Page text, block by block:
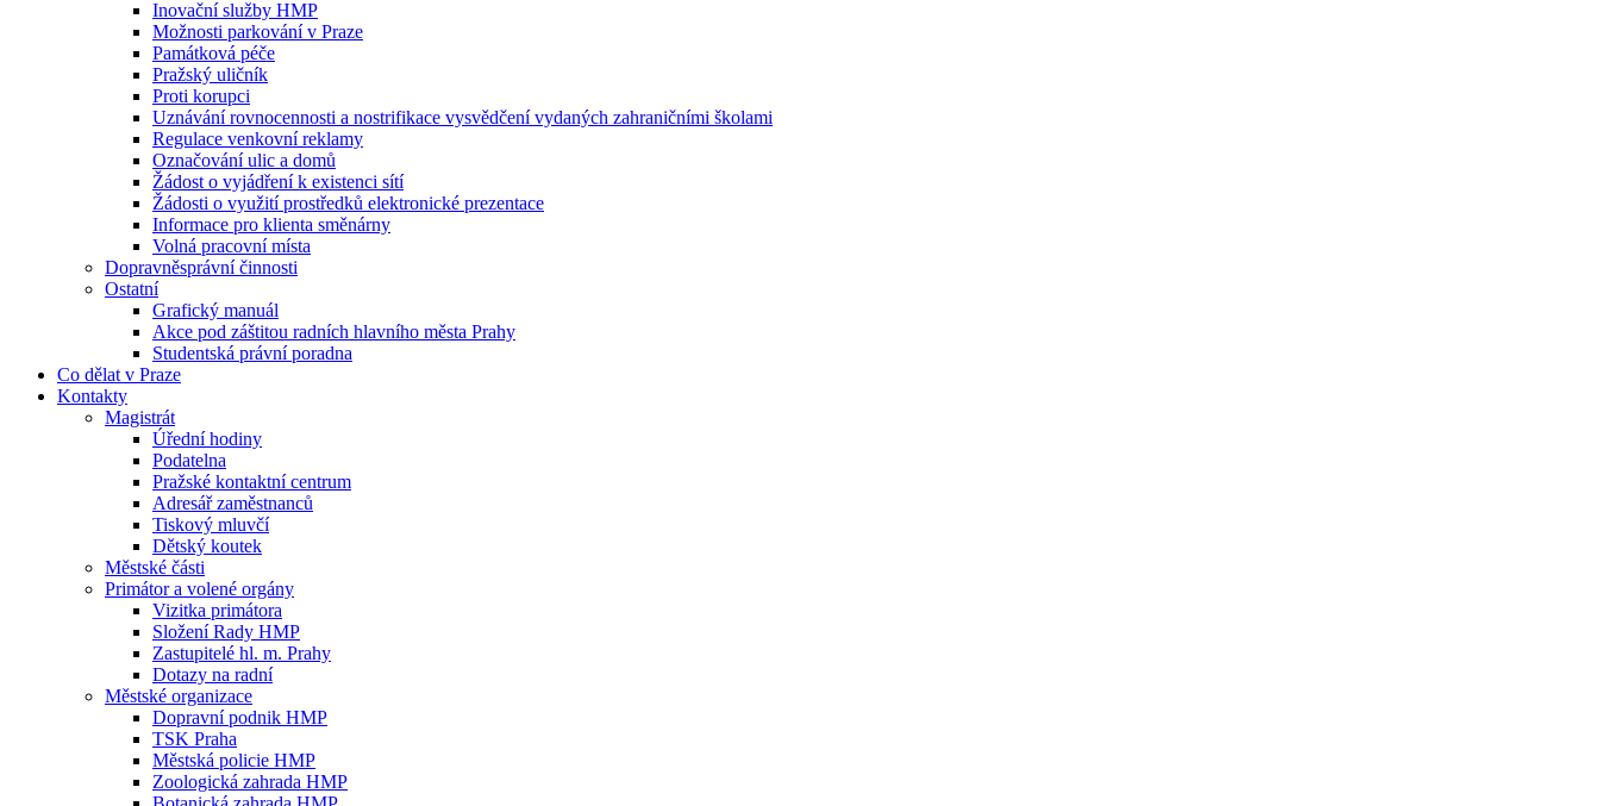
Inovační služby HMP
Možnosti parkování v Praze
Památková péče
Pražský uličník
Proti korupci
Uznávání rovnocennosti a nostrifikace vysvědčení vydaných zahraničními školami
Regulace venkovní reklamy
Označování ulic a domů
Žádost o vyjádření k existenci sítí
Žádosti o využití prostředků elektronické prezentace
Informace pro klienta směnárny
Volná pracovní místa
Dopravněsprávní činnosti
Ostatní
Grafický manuál
Akce pod záštitou radních hlavního města Prahy
Studentská právní poradna
Co dělat v Praze
Kontakty
Magistrát
Úřední hodiny
Podatelna
Pražské kontaktní centrum
Adresář zaměstnanců
Tiskový mluvčí
Dětský koutek
Městské části
Primátor a volené orgány
Vizitka primátora
Složení Rady HMP
Zastupitelé hl. m. Prahy
Dotazy na radní
Městské organizace
Dopravní podnik HMP
TSK Praha
Městská policie HMP
Zoologická zahrada HMP